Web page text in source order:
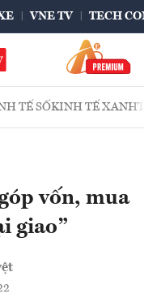
VNE TV TECH
TẾ SỐKINH TẾ XANH
vốn, mua
giao”